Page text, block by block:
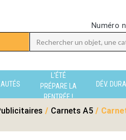
Numéro
L'ÉTÉ
PRÉPARE LA
RENTRÉE !
DÉV.
/ Carnets A5 /